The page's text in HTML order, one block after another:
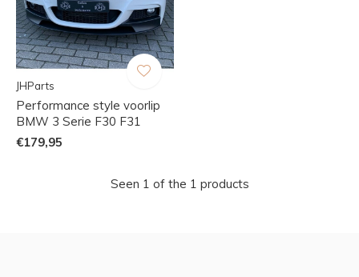
JHParts
Performance style voorlip
BMW 3 Serie F30 F31
€179,95
Seen 1 of the 1 products